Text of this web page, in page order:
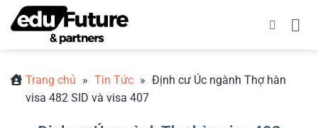
qua
Trang chủ » Tin Tức » Định cư Úc ngành Thợ hàn
visa 482 SID và visa 407